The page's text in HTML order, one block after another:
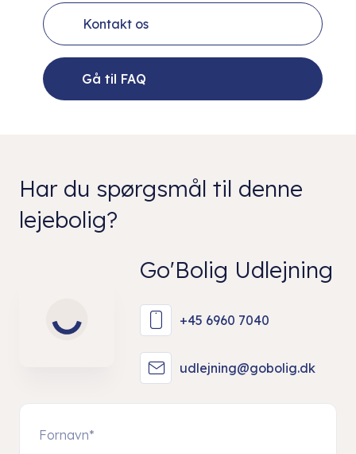
Kontakt os
Gå til FAQ
Har du spørgsmål til denne
lejebolig?
Go'Bolig Udlejning
+45 6960 7040
udlejning@gobolig.dk